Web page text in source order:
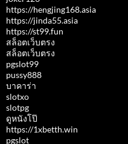
https://hengjing168.asia
https://jinda55.asia
https://st99.fun
สล็อตเว็บตรง
สล็อตเว็บตรง
pgslot99
pussy888
บาคาร่า
slotxo
slotpg
ดูหนังโป๊
https://1xbetth.win
pgslot